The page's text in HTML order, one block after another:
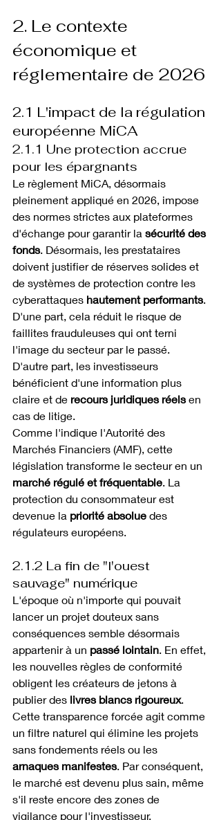
2. Le contexte
économique et
réglementaire de 2026
2.1 L'impact de la régulation
européenne MiCA
2.1.1 Une protection accrue
pour les épargnants
Le règlement MiCA, désormais
pleinement appliqué en 2026, impose
des normes strictes aux plateformes
d'échange pour garantir la sécurité des
fonds. Désormais, les prestataires
doivent justifier de réserves solides et
de systèmes de protection contre les
cyberattaques hautement performants.
D'une part, cela réduit le risque de
faillites frauduleuses qui ont terni
l'image du secteur par le passé.
D'autre part, les investisseurs
bénéficient d'une information plus
claire et de recours juridiques réels en
cas de litige.
Comme l'indique l'Autorité des
Marchés Financiers (AMF), cette
législation transforme le secteur en un
marché régulé et fréquentable. La
protection du consommateur est
devenue la priorité absolue des
régulateurs européens.
2.1.2 La fin de "l'ouest
sauvage" numérique
L'époque où n'importe qui pouvait
lancer un projet douteux sans
conséquences semble désormais
appartenir à un passé lointain. En effet,
les nouvelles règles de conformité
obligent les créateurs de jetons à
publier des livres blancs rigoureux.
Cette transparence forcée agit comme
un filtre naturel qui élimine les projets
sans fondements réels ou les
arnaques manifestes. Par conséquent,
le marché est devenu plus sain, même
s'il reste encore des zones de
vigilance pour l'investisseur.